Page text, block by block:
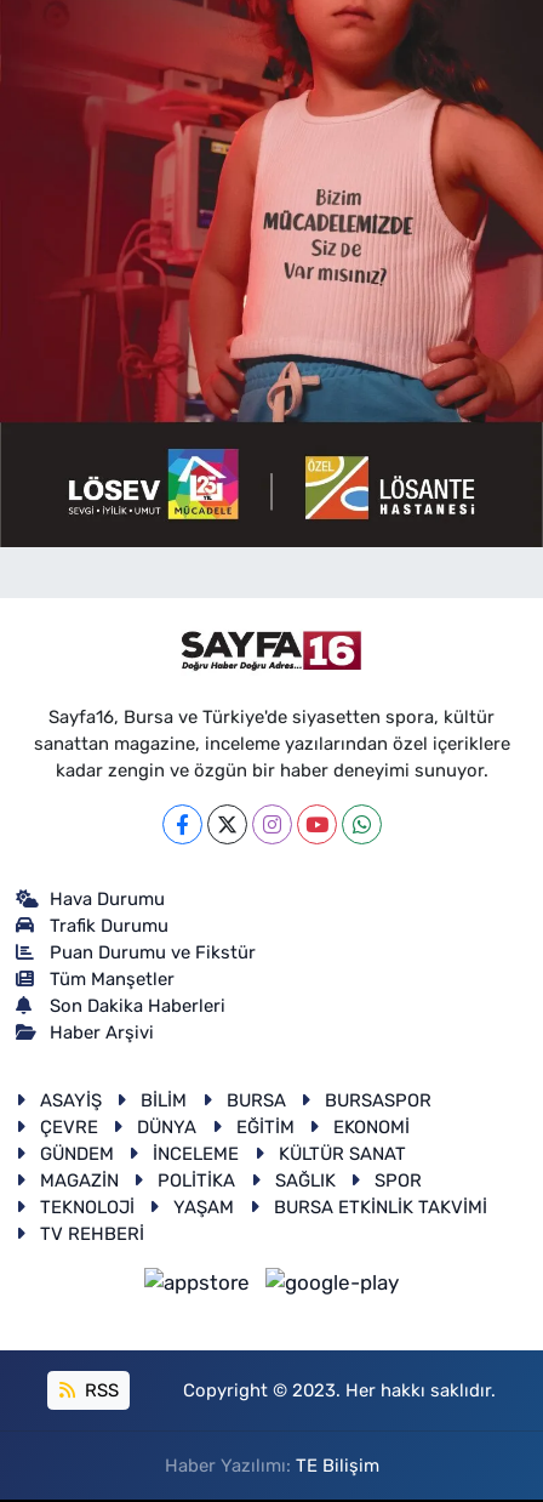
Sayfa16, Bursa ve Türkiye'de siyasetten spora, kültür
sanattan magazine, inceleme yazılarından özel içeriklere
kadar zengin ve özgün bir haber deneyimi sunuyor.
Hava Durumu
Trafik Durumu
Puan Durumu ve Fikstür
Tüm Manşetler
Son Dakika Haberleri
Haber Arşivi
ASAYİŞ BİLİM BURSA
BURSASPOR
ÇEVRE
DÜNYA EĞİTİM
EKONOMİ
GÜNDEM
İNCELEME
KÜLTÜR SANAT
MAGAZİN
POLİTİKA SAĞLIK
SPOR
TEKNOLOJİ
YAŞAM
BURSA ETKİNLİK TAKVİMİ
TV REHBERİ
RSS Copyright © 2023. Her hakkı saklıdır.
Haber Yazılımı: TE Bilişim